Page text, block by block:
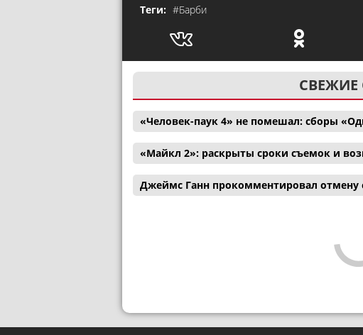
Теги: #Барби
СВЕЖИЕ
«Человек-паук 4» не помешал: сборы
«Майкл 2»: раскрыты сроки съемок и
Джеймс Ганн прокомментировал отмену